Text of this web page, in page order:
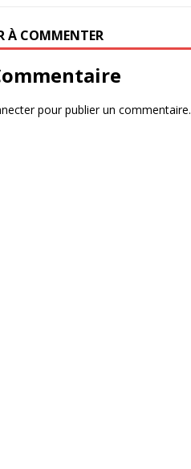
À COMMENTER
pour publier un commentaire.